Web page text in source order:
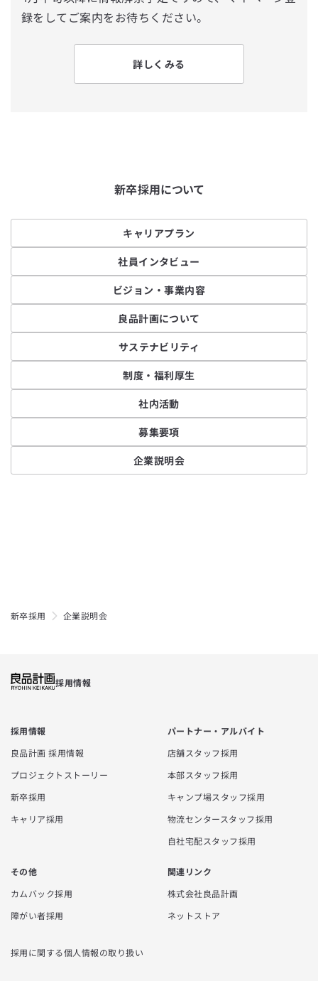
録をしてご案内をお待ちください。
詳しくみる
新卒採用について
キャリアプラン
社員インタビュー
ビジョン・事業内容
良品計画について
サステナビリティ
制度・福利厚生
社内活動
募集要項
企業説明会
新卒採用 企業説明会
採用情報
採用情報
良品計画 採用情報
プロジェクトストーリー
新卒採用
キャリア採用
パートナー・アルバイト
店舗スタッフ採用
本部スタッフ採用
キャンプ場スタッフ採用
物流センタースタッフ採用
自社宅配スタッフ採用
その他
カムバック採用
障がい者採用
関連リンク
株式会社良品計画
ネットストア
採用に関する個人情報の取り扱い